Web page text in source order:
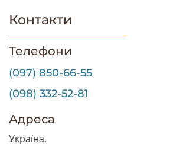
Контакти
Телефони
(097) 850-66-55
(098) 332-52-81
Адреса
Україна,